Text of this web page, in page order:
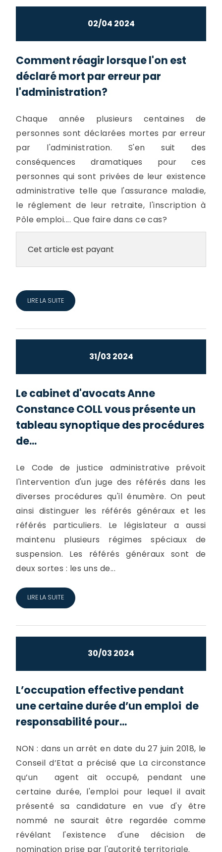
02/04 2024
Comment réagir lorsque l'on est
déclaré mort par erreur par
l'administration?
Chaque année plusieurs centaines de
personnes sont déclarées mortes par erreur
par l'administration. S'en suit des
conséquences dramatiques pour ces
personnes qui sont privées de leur existence
administrative telle que l'assurance maladie,
le réglement de leur retraite, l'inscription à
Pôle emploi.... Que faire dans ce cas?
Cet article est payant
LIRE LA SUITE
31/03 2024
Le cabinet d'avocats Anne
Constance COLL vous présente un
tableau synoptique des procédures
de...
Le Code de justice administrative prévoit
l'intervention d'un juge des référés dans les
diverses procédures qu'il énumère. On peut
ainsi distinguer les référés généraux et les
référés particuliers. Le législateur a aussi
maintenu plusieurs régimes spéciaux de
suspension. Les référés généraux sont de
deux sortes : les uns de...
LIRE LA SUITE
30/03 2024
L’occupation effective pendant
une certaine durée d’un emploi de
responsabilité pour...
NON : dans un arrêt en date du 27 juin 2018, le
Conseil d’Etat a précisé que La circonstance
qu’un agent ait occupé, pendant une
certaine durée, l'emploi pour lequel il avait
présenté sa candidature en vue d'y être
nommé ne saurait être regardée comme
révélant l'existence d'une décision de
nomination prise par l'autorité territoriale.